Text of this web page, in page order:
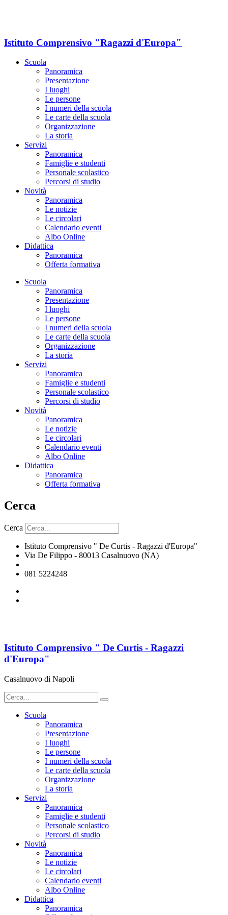
Istituto Comprensivo "Ragazzi d'Europa"
Scuola
Panoramica
Presentazione
I luoghi
Le persone
I numeri della scuola
Le carte della scuola
Organizzazione
La storia
Servizi
Panoramica
Famiglie e studenti
Personale scolastico
Percorsi di studio
Novità
Panoramica
Le notizie
Le circolari
Calendario eventi
Albo Online
Didattica
Panoramica
Offerta formativa
Scuola
Panoramica
Presentazione
I luoghi
Le persone
I numeri della scuola
Le carte della scuola
Organizzazione
La storia
Servizi
Panoramica
Famiglie e studenti
Personale scolastico
Percorsi di studio
Novità
Panoramica
Le notizie
Le circolari
Calendario eventi
Albo Online
Didattica
Panoramica
Offerta formativa
Cerca
Cerca
Istituto Comprensivo " De Curtis - Ragazzi d'Europa"
Via De Filippo - 80013 Casalnuovo (NA)
081 5224248
Istituto Comprensivo " De Curtis - Ragazzi
d'Europa"
Casalnuovo di Napoli
Scuola
Panoramica
Presentazione
I luoghi
Le persone
I numeri della scuola
Le carte della scuola
Organizzazione
La storia
Servizi
Panoramica
Famiglie e studenti
Personale scolastico
Percorsi di studio
Novità
Panoramica
Le notizie
Le circolari
Calendario eventi
Albo Online
Didattica
Panoramica